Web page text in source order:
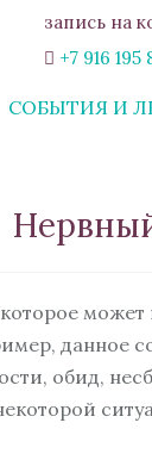
запись на
+7 916 195
СОБЫТИЯ И
ТРЕВОГИ»
ОТНОШЕНИЙ»
ВЫГОРАНИЕ:
данное
обид,